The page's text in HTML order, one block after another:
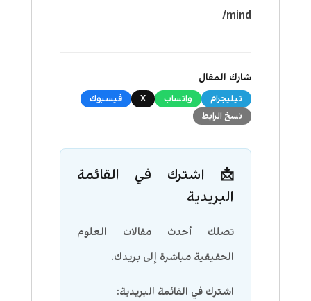
mind/
شارك المقال
تيليجرام واتساب X
فيسبوك
نسخ الرابط
📩 اشترك في القائمة
البريدية
تصلك أحدث مقالات العلوم
الحقيقية مباشرة إلى بريدك.
اشترك في القائمة البريدية: